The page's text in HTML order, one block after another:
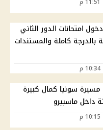
امتحانات الدور الثاني
بالدرجة كاملة والمستندات
سونيا كمال كبيرة
داخل ماسبيرو